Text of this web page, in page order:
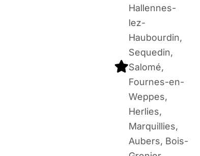
Hallennes-
lez-
Haubourdin,
Sequedin,
Salomé,
Fournes-en-
Weppes,
Herlies,
Marquillies,
Aubers, Bois-